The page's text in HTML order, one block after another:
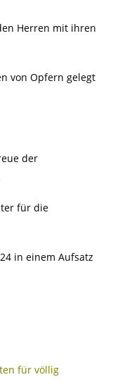
Herren mit ihren
von Opfern gelegt
der
für die
in einem Aufsatz
für völlig